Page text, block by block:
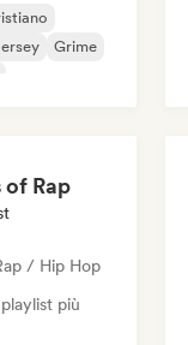
Grime
of Rap
/ Hip Hop
più